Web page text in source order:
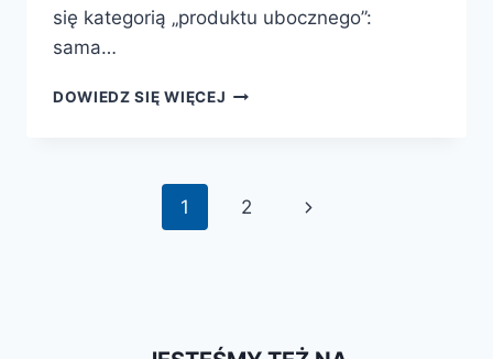
się kategorią „produktu ubocznego”:
sama…
DOWIEDZ SIĘ WIĘCEJ DLACZEGO
ÓW)
Nawigacja1 2
Następna